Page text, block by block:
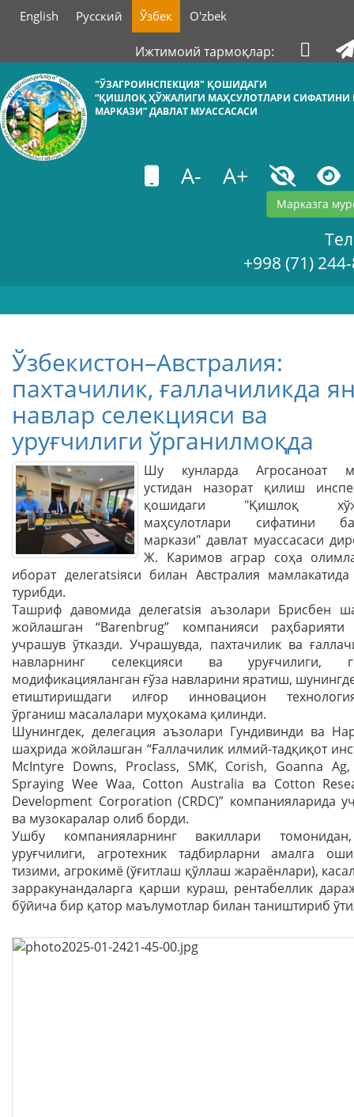
English Русский Ўзбек O'zbek
Ижтимоий тармоқлар:
"ЎЗАГРОИНСПЕКЦИЯ" ҚОШИДАГИ
“ҚИШЛОҚ ҲЎЖАЛИГИ МАҲСУЛОТЛАРИ
МАРКАЗИ” ДАВЛАТ МУАССАСАСИ
A- A+
Марказга
+998 (71)
Ўзбекистон–Австралия:
пахтачилик, ғаллачиликда
навлар селекцияси ва
уруғчилиги ўрганилмоқда
Шу кунларда Агросаноат
устидан назорат қилиш
қошидаги "Қишлоқ
маҳсулотлари сифатини
маркази" давлат муассасаси
Ж. Каримов аграр соҳа
иборат делегatsiяси билан Австралия
турибди.
Ташриф давомида делегatsiя аъзолари Брисбен
жойлашган “Barenbrug” компанияси раҳбарияти
учрашув ўтказди. Учрашувда, пахтачилик ва
навларнинг селекцияси ва уруғчилиги,
модификaцияланган ғўза навларини яратиш,
етиштиришдаги илғор инновaцион
ўрганиш масалалари муҳокама қилинди.
Шунингдек, делегaция аъзолари Гундивинди ва
шаҳрида жойлашган “Ғаллачилик илмий-тадқиқот
McIntyre Downs, Proclass, SMK, Corish, Goanna
Spraying Wee Waa, Cotton Australia ва Cotton
Development Corporation (CRDC)” компанияларида
ва музокаралар олиб борди.
Ушбу компанияларнинг вакиллари
уруғчилиги, агротехник тадбирларни амалга
тизими, агрокимё (ўғитлаш қўллаш жараёнлари),
зарракунандаларга қарши кураш, рентабеллик
бўйича бир қатор маълумотлар билан таништириб